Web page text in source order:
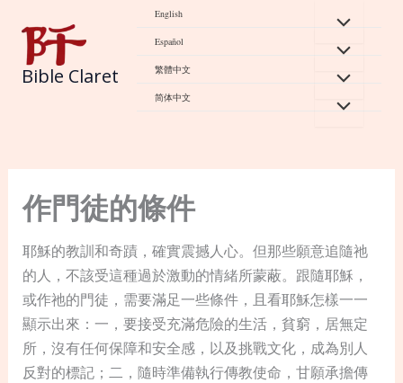
content
Bible Claret
English
Español
繁體中文
简体中文
作門徒的條件
耶穌的教訓和奇蹟，確實震撼人心。但那些願意追隨祂
的人，不該受這種過於激動的情緒所蒙蔽。跟隨耶穌，
或作祂的門徒，需要滿足一些條件，且看耶穌怎樣一一
顯示出來：一，要接受充滿危險的生活，貧窮，居無定
所，沒有任何保障和安全感，以及挑戰文化，成為別人
反對的標記；二，隨時準備執行傳教使命，甘願承擔傳